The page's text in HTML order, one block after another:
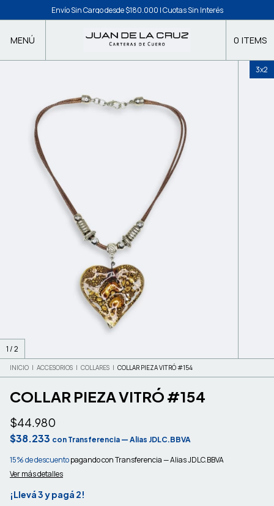
Envío Sin Cargo desde $180.000 | Cuotas Sin Interés
MENÚ 0 ITEMS
3x2
1/2
INICIO | ACCESORIOS | COLLARES | COLLAR PIEZA VITRÓ #154
COLLAR PIEZA VITRÓ #154
$44.980
$38.233 con Transferencia — Alias JDLC.BBVA
15% de descuentopagando con Transferencia — Alias JDLC.BBVA
Ver más detalles
¡Llevá 3 y pagá 2!